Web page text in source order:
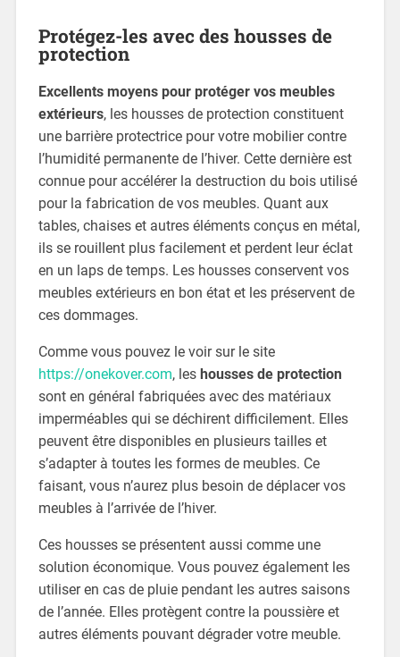
Protégez-les avec des housses de
protection
Excellents moyens pour protéger vos meubles
extérieurs, les housses de protection constituent
une barrière protectrice pour votre mobilier contre
l’humidité permanente de l’hiver. Cette dernière est
connue pour accélérer la destruction du bois utilisé
pour la fabrication de vos meubles. Quant aux
tables, chaises et autres éléments conçus en métal,
ils se rouillent plus facilement et perdent leur éclat
en un laps de temps. Les housses conservent vos
meubles extérieurs en bon état et les préservent de
ces dommages.
Comme vous pouvez le voir sur le site
https://onekover.com, leshousses de protection
sont en général fabriquées avec des matériaux
imperméables qui se déchirent difficilement. Elles
peuvent être disponibles en plusieurs tailles et
s’adapter à toutes les formes de meubles. Ce
faisant, vous n’aurez plus besoin de déplacer vos
meubles à l’arrivée de l’hiver.
Ces housses se présentent aussi comme une
solution économique. Vous pouvez également les
utiliser en cas de pluie pendant les autres saisons
de l’année. Elles protègent contre la poussière et
autres éléments pouvant dégrader votre meuble.